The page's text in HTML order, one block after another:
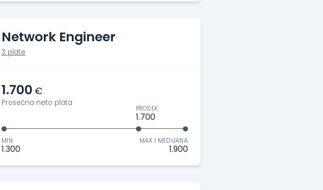
Network Engineer
3 plate
1.700 €
Prosečna neto plata
MIN
1.300
PROSEK
1.700
MAX I MEDIJANA
1.900